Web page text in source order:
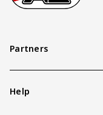
Partners
Help